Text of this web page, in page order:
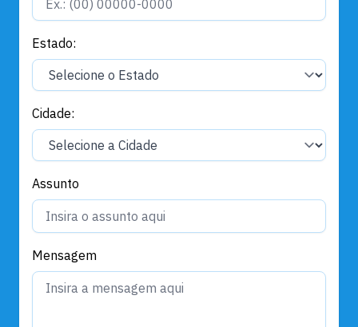
Estado:
Cidade:
Assunto
Mensagem